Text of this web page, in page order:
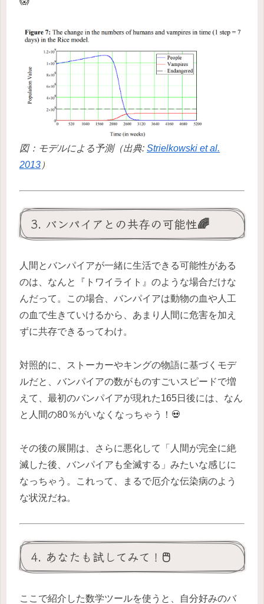
図：モデルによる予測（出典: Strielkowski et al.
2013 ）
3. バンパイアとの共存の可能性🌈
人間とバンパイアが一緒に生活できる可能性がある
のは、なんと『トワイライト』のような場合だけな
んだって。この場合、バンパイアは動物の血や人工
の血で生きていけるから、あまり人間に危害を加え
ずに共存できるってわけ。
対照的に、ストーカーやキングの物語に基づくモデ
ルだと、バンパイアの数がものすごいスピードで増
えて、最初のバンパイアが現れた165日後には、なん
と人間の80％がいなくなっちゃう！💀
その後の展開は、さらに悪化して「人間が完全に絶
滅した後、バンパイアも全滅する」みたいな感じに
なっちゃう。これって、まるで厄介な伝染病のよう
な状況だね。
4. あなたも試してみて！🖱️
ここで紹介した数学ツールを使うと、自分好みのバ